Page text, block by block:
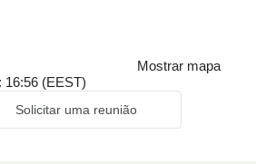
Mostrar mapa
16:56 (EEST)
Solicitar uma reunião